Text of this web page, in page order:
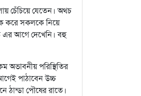
চেঁচিয়ে যেতেন। অথচ
করে সকলকে নিয়ে
এর আগে দেখেনি। বহু
অভাবনীয় পরিস্থিতির
পাঠাবেন উচ্চ
ঠান্ডা পৌষের রাতে।